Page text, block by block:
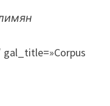
gal_title=»Corpus